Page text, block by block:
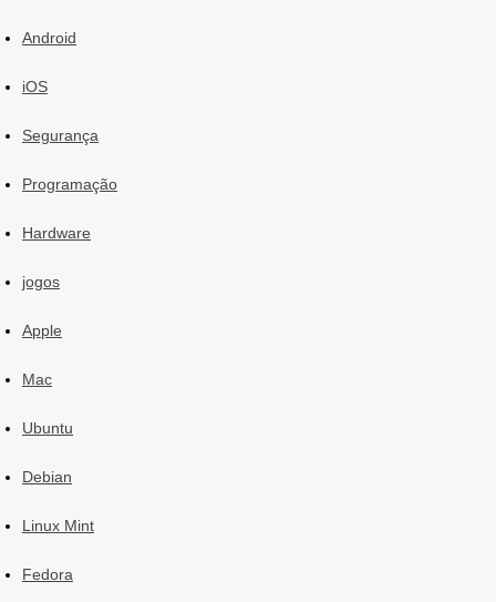
Android
iOS
Segurança
Programação
Hardware
jogos
Apple
Mac
Ubuntu
Debian
Linux Mint
Fedora